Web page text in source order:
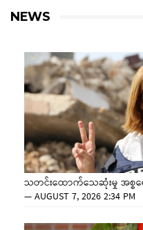
NEWS
သတင်းထောက်သေဆုံးမှု အစ္စရ
—AUGUST 7, 2026 2:34 PM